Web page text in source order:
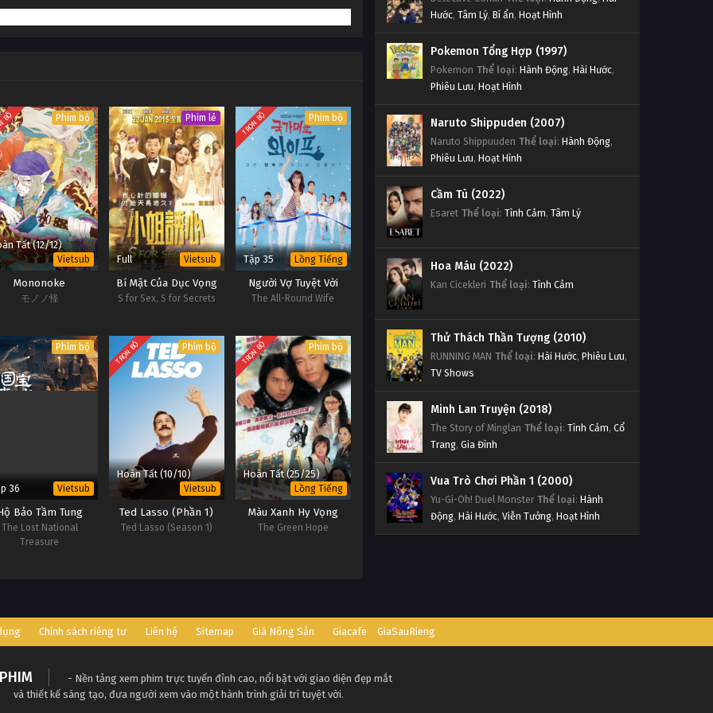
Thóp) Tập 9 Vietsub #1
Thóp) Tập 7 Vietsub #1
Thóp) Tập 6 Vietsub #1
BỘ Phim bộ
Tất (12/12)
Vietsub
Mononoke
モノノ怪
Phim lẻ
Full Vietsub
Bí Mật Của Dục Vọng
S for Sex, S for Secrets
TRỌN BỘ Phim bộ
Tập 35 Lồng Tiếng
Người Vợ Tuyệt Vời
The All-Round Wife
Phim bộ
36 Vietsub
Bảo Tầm Tung
The Lost National
Treasure
TRỌN BỘ Phim bộ
Hoàn Tất (10/10)
Vietsub
Ted Lasso (Phần 1)
Ted Lasso (Season 1)
TRỌN BỘ Phim bộ
Hoàn Tất (25/25)
Lồng Tiếng
Màu Xanh Hy Vọng
The Green Hope
Hước, Tâm Lý, Bí ẩn, Hoạt Hình
Pokemon Tổng Hợp (1997)
Pokemon Thể loại: Hành Động, Hài Hước,
Phiêu Lưu, Hoạt Hình
Naruto Shippuden (2007)
Naruto Shippuuden Thể loại: Hành Động,
Phiêu Lưu, Hoạt Hình
Cầm Tù (2022)
Esaret Thể loại: Tình Cảm, Tâm Lý
Hoa Máu (2022)
Kan Cicekleri Thể loại: Tình Cảm
Thử Thách Thần Tượng (2010)
RUNNING MAN Thể loại: Hài Hước, Phiêu Lưu,
TV Shows
Minh Lan Truyện (2018)
The Story of Minglan Thể loại: Tình Cảm, Cổ
Trang, Gia Đình
Vua Trò Chơi Phần 1 (2000)
Yu-Gi-Oh! Duel Monster Thể loại: Hành
Động, Hài Hước, Viễn Tưởng, Hoạt Hình
Chính sách riêng tư Liên hệ Sitemap Giá Nông Sản Giacafe GiaSauRieng
- Nền tảng xem phim trực tuyến đỉnh cao, nổi bật với giao diện đẹp mắt
và thiết kế sáng tạo, đưa người xem vào một hành trình giải trí tuyệt vời.